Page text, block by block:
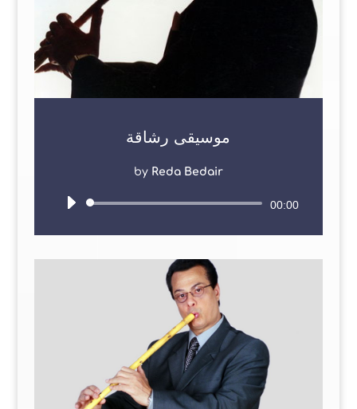
موسيقى رشاقة
by Reda Bedair
Audio
00:00